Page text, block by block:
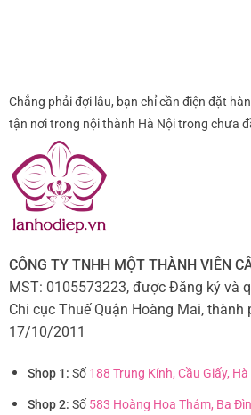
Chẳng phải đợi lâu, bạn chỉ cần điện đặt
tận nơi trong nội thành Hà Nội trong chưa
CÔNG TY TNHH MỘT THÀNH VIÊN
MST: 0105573223, được Đăng ký và
Chi cục Thuế Quận Hoàng Mai, thành
17/10/2011
Shop 1: Số 188 Trung Kính, Cầu Giấy, Hà
Shop 2: Số 583 Hoàng Hoa Thám, Ba